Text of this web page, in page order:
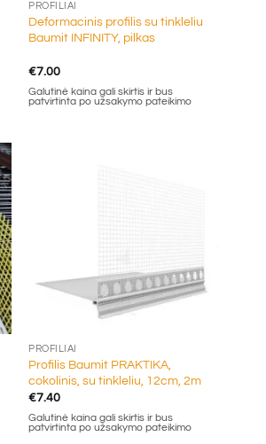
PROFILIAI
Deformacinis profilis su tinkleliu
Baumit INFINITY, pilkas
€7.00
Galutinė kaina gali skirtis ir bus
patvirtinta po užsakymo pateikimo
PROFILIAI
Profilis Baumit PRAKTIKA,
cokolinis, su tinkleliu, 12cm, 2m
€7.40
Galutinė kaina gali skirtis ir bus
patvirtinta po užsakymo pateikimo